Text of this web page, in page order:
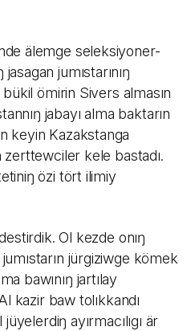
älemge seleksiyoner-
jumıstarınıŋ
bükil ömirin Sivers almasın
jabayı alma baktarın
keyin Kazakstanga
kele bastadı.
özi tört ilimiy
Ol kezde onıŋ
jürgiziwge kömek
bawınıŋ jartılay
kazir baw tolıkkandı
ayırmacılıgı är